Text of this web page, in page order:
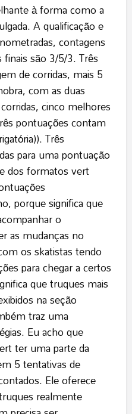
à forma como a
A qualificação e
contagens
são 3/5/3. Três
de corridas, mais 5
com as duas
cinco melhores
pontuações contam
Três
para uma pontuação
dos formatos vert
porque significa que
o
as mudanças no
os skatistas tendo
para chegar a certos
que truques mais
na seção
traz uma
Eu acho que
ter uma parte da
5 tentativas de
Ele oferece
realmente